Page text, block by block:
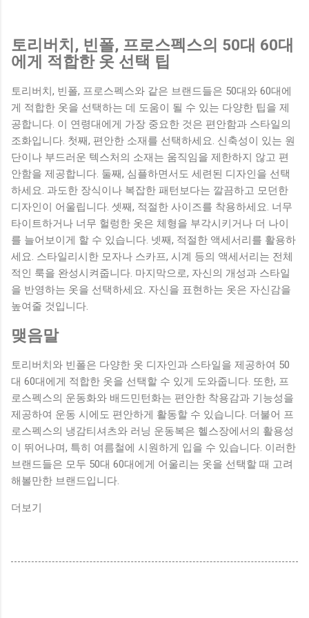
토리버치, 빈폴, 프로스펙스의 50대 60대
에게 적합한 옷 선택 팁
토리버치, 빈폴, 프로스펙스와 같은 브랜드들은 50대와 60대에
게 적합한 옷을 선택하는 데 도움이 될 수 있는 다양한 팁을 제
공합니다. 이 연령대에게 가장 중요한 것은 편안함과 스타일의
조화입니다. 첫째, 편안한 소재를 선택하세요. 신축성이 있는 원
단이나 부드러운 텍스처의 소재는 움직임을 제한하지 않고 편
안함을 제공합니다. 둘째, 심플하면서도 세련된 디자인을 선택
하세요. 과도한 장식이나 복잡한 패턴보다는 깔끔하고 모던한
디자인이 어울립니다. 셋째, 적절한 사이즈를 착용하세요. 너무
타이트하거나 너무 헐렁한 옷은 체형을 부각시키거나 더 나이
를 늘어보이게 할 수 있습니다. 넷째, 적절한 액세서리를 활용하
세요. 스타일리시한 모자나 스카프, 시계 등의 액세서리는 전체
적인 룩을 완성시켜줍니다. 마지막으로, 자신의 개성과 스타일
을 반영하는 옷을 선택하세요. 자신을 표현하는 옷은 자신감을
높여줄 것입니다.
맺음말
토리버치와 빈폴은 다양한 옷 디자인과 스타일을 제공하여 50
대 60대에게 적합한 옷을 선택할 수 있게 도와줍니다. 또한, 프
로스펙스의 운동화와 배드민턴화는 편안한 착용감과 기능성을
제공하여 운동 시에도 편안하게 활동할 수 있습니다. 더불어 프
로스펙스의 냉감티셔츠와 러닝 운동복은 헬스장에서의 활용성
이 뛰어나며, 특히 여름철에 시원하게 입을 수 있습니다. 이러한
브랜드들은 모두 50대 60대에게 어울리는 옷을 선택할 때 고려
해볼만한 브랜드입니다.
더보기